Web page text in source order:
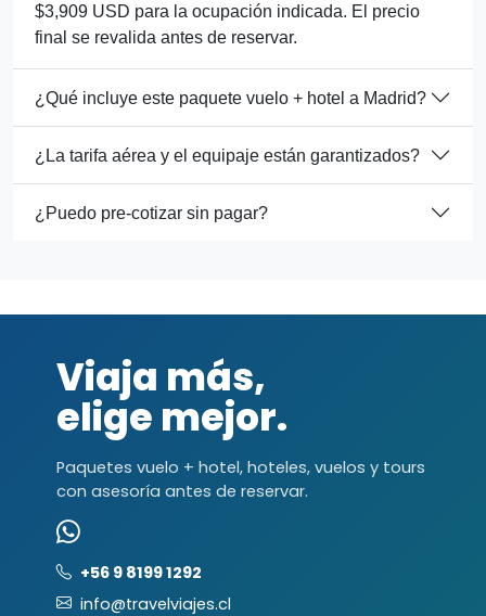
$3,909 USD para la ocupación indicada. El precio
final se revalida antes de reservar.
¿Qué incluye este paquete vuelo + hotel a Madrid?
¿La tarifa aérea y el equipaje están garantizados?
¿Puedo pre-cotizar sin pagar?
Viaja más,
elige mejor.
Paquetes vuelo + hotel, hoteles, vuelos y tours
con asesoría antes de reservar.
+56 9 8199 1292
info@travelviajes.cl